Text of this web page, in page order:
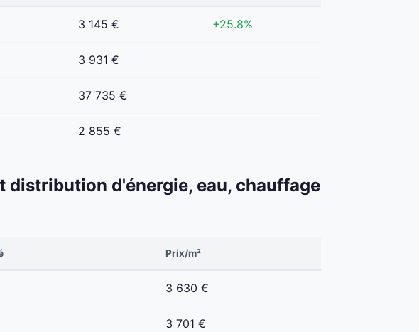
3 145 € +25.8%
3 931 €
37 735 €
2 855 €
d'énergie, eau, chauffage
Prix/m²
3 630 €
3 701 €